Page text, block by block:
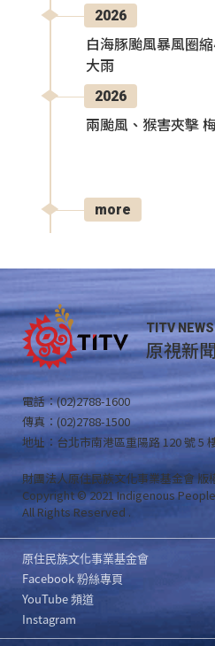
2026
白海豚颱風暴風圈
大雨
2026
兩颱風、猴害夾擊
more
TITV NEWS
原視新
電話：(02)2788-1600
傳真：(02)2788-1500
地址：台北市南港區重陽路 120 號 5
財團法人原住民族文化事業基金會 版
Copyright © 2021 Indigenous
All Rights Reserved .
原住民族文化事業基金會
Facebook 粉絲專頁
YouTube 頻道
Instagram